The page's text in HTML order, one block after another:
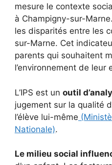
mesure le contexte
à Champigny-sur-
les disparités entre les
sur-Marne. Cet
parents qui souhaitent
l’environnement de leur
L’IPS est un outil
jugement sur la qualité
l’élève lui-même
Nationale).
Le milieu social